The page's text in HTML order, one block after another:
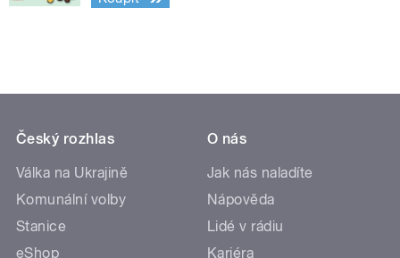
Český rozhlas
Válka na Ukrajině
Komunální volby
Stanice
eShop
O nás
Jak nás naladíte
Nápověda
Lidé v rádiu
Kariéra